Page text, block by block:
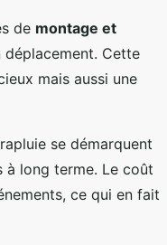
de montage et
déplacement. Cette
mais aussi une
se démarquent
long terme. Le coût
ce qui en fait